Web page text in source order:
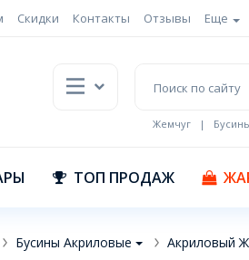
Скидки Контакты Отзывы Еще
Жемчуг |
ТОП ПРОДАЖ
Бусины Акриловые Акриловый